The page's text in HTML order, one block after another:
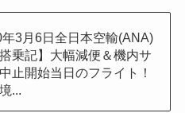
年3月6日全日本空輸(ANA)
乗記】大幅減便＆機内サ
止開始当日のフライト！
...